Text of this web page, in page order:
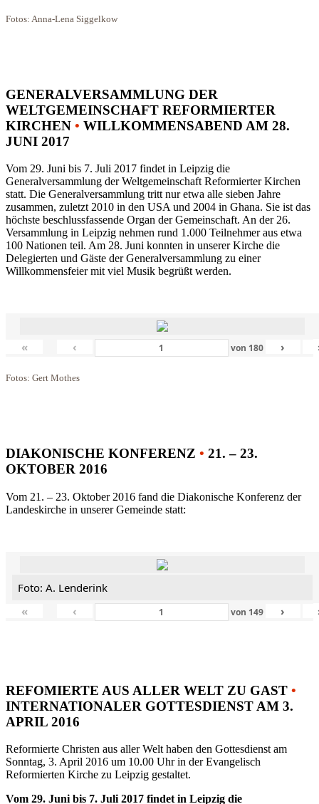
Fotos: Anna-Lena Siggelkow
GENERALVERSAMMLUNG DER
WELTGEMEINSCHAFT REFORMIERTER
KIRCHEN • WILLKOMMENSABEND AM 28.
JUNI 2017
Vom 29. Juni bis 7. Juli 2017 findet in Leipzig die
Generalversammlung der Weltgemeinschaft Reformierter Kirchen
statt. Die Generalversammlung tritt nur etwa alle sieben Jahre
zusammen, zuletzt 2010 in den USA und 2004 in Ghana. Sie ist das
höchste beschlussfassende Organ der Gemeinschaft. An der 26.
Versammlung in Leipzig nehmen rund 1.000 Teilnehmer aus etwa
100 Nationen teil. Am 28. Juni konnten in unserer Kirche die
Delegierten und Gäste der Generalversammlung zu einer
Willkommensfeier mit viel Musik begrüßt werden.
« ‹ von 180 ›
Fotos: Gert Mothes
DIAKONISCHE KONFERENZ • 21. – 23.
OKTOBER 2016
Vom 21. – 23. Oktober 2016 fand die Diakonische Konferenz der
Landeskirche in unserer Gemeinde statt:
Foto: A. Lenderink
«
‹ von 149 ›
REFOMIERTE AUS ALLER WELT ZU GAST •
INTERNATIONALER GOTTESDIENST AM 3.
APRIL 2016
Reformierte Christen aus aller Welt haben den Gottesdienst am
Sonntag, 3. April 2016 um 10.00 Uhr in der Evangelisch
Reformierten Kirche zu Leipzig gestaltet.
Vom 29. Juni bis 7. Juli 2017 findet in Leipzig die